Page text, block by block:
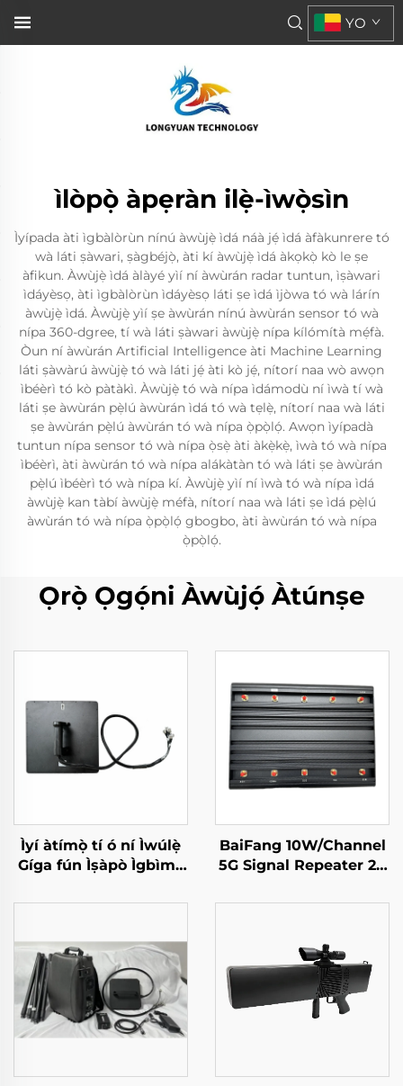
YO
ìlòpọ̀ àpẹràn ilẹ̀-ìwọ̀sìn
Ìyípada àti ìgbàlòrùn nínú àwùjẹ̀ ìdá náà jẹ́ ìdá àfàkunrere tó
wà láti ṣàwari, ṣàgbéjọ̀, àti kí àwùjẹ̀ ìdá àkọkọ̀ kò le ṣe
àfikun. Àwùjẹ̀ ìdá àlàyé yìí ní àwùrán radar tuntun, ìṣàwari
ìdáyèsọ, àti ìgbàlòrùn ìdáyèsọ láti ṣe ìdá ìjòwa tó wà lárín
àwùjẹ̀ ìdá. Àwùjẹ̀ yìí ṣe àwùrán nínú àwùrán sensor tó wà
nípa 360-dgree, tí wà láti ṣàwari àwùjẹ̀ nípa kílómítà mẹ́fà.
Òun ní àwùrán Artificial Intelligence àti Machine Learning
láti ṣàwàrú àwùjẹ̀ tó wà láti jẹ́ àti kò jẹ́, nítorí naa wò awọn
ìbéèrì tó kò pàtàkì. Àwùjẹ̀ tó wà nípa ìdámodù ní ìwà tí wà
láti ṣe àwùrán pẹ̀lú àwùrán ìdá tó wà tẹlẹ̀, nítorí naa wà láti
ṣe àwùrán pẹ̀lú àwùrán tó wà nípa ọ̀pọ̀lọ́. Awọn ìyípadà
tuntun nípa sensor tó wà nípa ọ̀sẹ̀ àti àkẹ̀kẹ̀, ìwà tó wà nípa
ìbéèrì, àti àwùrán tó wà nípa alákàtàn tó wà láti ṣe àwùrán
pẹ̀lú ìbéèrì tó wà nípa kí. Àwùjẹ̀ yìí ní ìwà tó wà nípa ìdá
àwùjẹ̀ kan tàbí àwùjẹ̀ méfà, nítorí naa wà láti ṣe ìdá pẹ̀lú
àwùrán tó wà nípa ọ̀pọ̀lọ́ gbogbo, àti àwùrán tó wà nípa
ọ̀pọ̀lọ́.
Ọrọ̀ Ọgọ́ni Àwùjọ́ Àtúnṣe
Ìyí àtímọ̀ tí ó ní Ìwúlẹ̀
Gíga fún Ìṣàpò Ìgbìmọ̀
lèe jẹ́ UAV
BaiFang 10W/Channel
5G Signal Repeater 2G